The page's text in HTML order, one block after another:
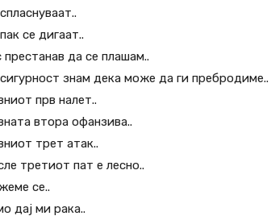
се дигаат..
престанав да се плашам..
знам дека може да ги пребродиме..
прв налет..
втора офанзива..
трет атак..
третиот пат е лесно..
се..
дај ми рака..